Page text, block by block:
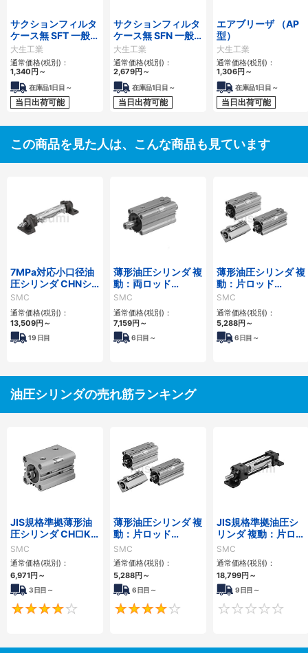
サクションフィルタ
ケース無 SFT 一般作
動油用
大生工業
通常価格(税別)：
1,340円～
在庫品1日目～
当日出荷可能
サクションフィルタ
ケース無 SFN 一般
作動油用
大生工業
通常価格(税別)：
2,679円～
在庫品1日目～
当日出荷可能
エアブリーザ （AP
型）
大生工業
通常価格(税別)：
1,306円～
在庫品1日目～
当日出荷可能
この商品を見た人は、こんな商品も見ています
7MPa対応小口径油
圧シリンダ CHNシ
リーズ
SMC
通常価格(税別)：
13,509円～
19 日目
薄形油圧シリンダ 複
動：両ロッド
CH□QWBシリーズ
SMC
通常価格(税別)：
7,159円～
6日目～
薄形油圧シリンダ 複
動：片ロッド
CH□QBシリーズ
SMC
通常価格(税別)：
5,288円～
6日目～
油圧シリンダの売れ筋ランキング
JIS規格準拠薄形油
圧シリンダ CH□KD
シリーズ
SMC
通常価格(税別)：
6,971円～
3日目～
4
薄形油圧シリンダ 複
動：片ロッド
CH□QBシリーズ
SMC
通常価格(税別)：
5,288円～
6日目～
4
JIS規格準拠油圧シ
リンダ 複動：片ロッ
ド CH2E・CH2F・
CH2G・CH2Hシリ
ーズ
SMC
通常価格(税別)：
18,799円～
9日目～